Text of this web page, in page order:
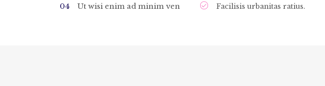
Ut wisi enim ad minim ven
Facilisis urbanitas ratius.